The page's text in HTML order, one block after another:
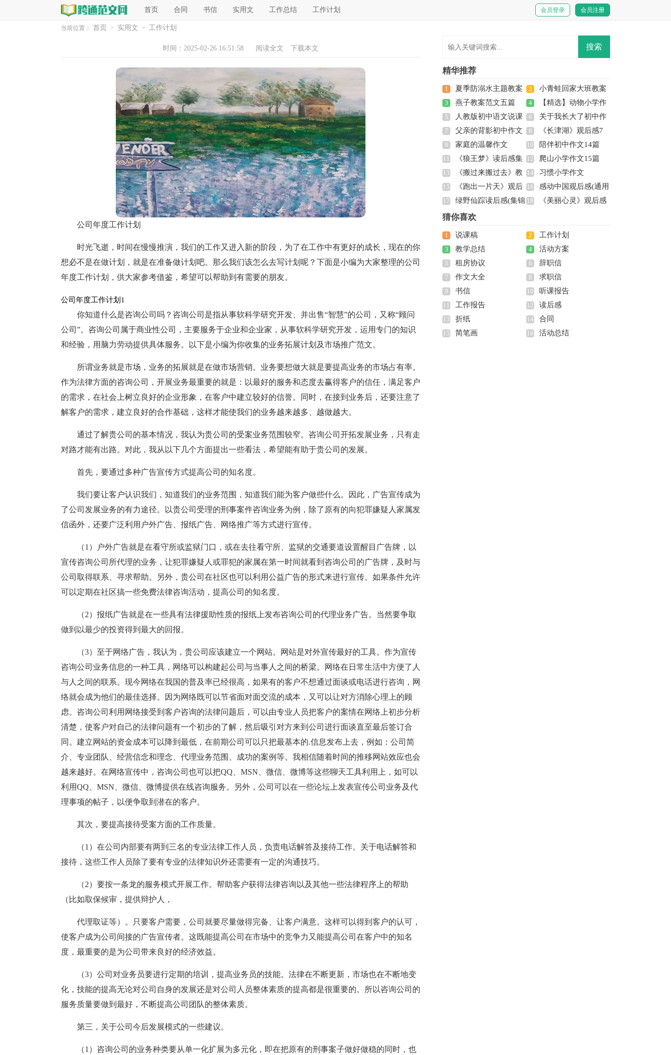
首页 合同 书信 实用文 工作总结 工作计划 会员登录 会员注册
当前位置： 首页 > 实用文 > 工作计划
时间：2025-02-26 16:51:58 阅读全文 下载本文
公司年度工作计划
时光飞逝，时间在慢慢推演，我们的工作又进入新的阶段，为了在工作中有更好的成长，现在的你
想必不是在做计划，就是在准备做计划吧。那么我们该怎么去写计划呢？下面是小编为大家整理的公司
年度工作计划，供大家参考借鉴，希望可以帮助到有需要的朋友。
公司年度工作计划1
你知道什么是咨询公司吗？咨询公司是指从事软科学研究开发、并出售“智慧”的公司，又称“顾问
公司”。咨询公司属于商业性公司，主要服务于企业和企业家，从事软科学研究开发，运用专门的知识
和经验，用脑力劳动提供具体服务。以下是小编为你收集的业务拓展计划及市场推广范文。
所谓业务就是市场，业务的拓展就是在做市场营销。业务要想做大就是要提高业务的市场占有率。
作为法律方面的咨询公司，开展业务最重要的就是：以最好的服务和态度去赢得客户的信任，满足客户
的需求，在社会上树立良好的企业形象，在客户中建立较好的信誉。同时，在接到业务后，还要注意了
解客户的需求，建立良好的合作基础，这样才能使我们的业务越来越多、越做越大。
通过了解贵公司的基本情况，我认为贵公司的受案业务范围较窄。咨询公司开拓发展业务，只有走
对路才能有出路。对此，我从以下几个方面提出一些看法，希望能有助于贵公司的发展。
首先，要通过多种广告宣传方式提高公司的知名度。
我们要让客户认识我们，知道我们的业务范围，知道我们能为客户做些什么。因此，广告宣传成为
了公司发展业务的有力途径。以贵公司受理的刑事案件咨询业务为例，除了原有的向犯罪嫌疑人家属发
信函外，还要广泛利用户外广告、报纸广告、网络推广等方式进行宣传。
（1）户外广告就是在看守所或监狱门口，或在去往看守所、监狱的交通要道设置醒目广告牌，以
宣传咨询公司所代理的业务，让犯罪嫌疑人或罪犯的家属在第一时间就看到咨询公司的广告牌，及时与
公司取得联系、寻求帮助。另外，贵公司在社区也可以利用公益广告的形式来进行宣传。如果条件允许
可以定期在社区搞一些免费法律咨询活动，提高公司的知名度。
（2）报纸广告就是在一些具有法律援助性质的报纸上发布咨询公司的代理业务广告。当然要争取
做到以最少的投资得到最大的回报。
（3）至于网络广告，我认为，贵公司应该建立一个网站。网站是对外宣传最好的工具。作为宣传
咨询公司业务信息的一种工具，网络可以构建起公司与当事人之间的桥梁。网络在日常生活中方便了人
与人之间的联系。现今网络在我国的普及率已经很高，如果有的客户不想通过面谈或电话进行咨询，网
络就会成为他们的最佳选择。因为网络既可以节省面对面交流的成本，又可以让对方消除心理上的顾
虑。咨询公司利用网络接受到客户咨询的法律问题后，可以由专业人员把客户的案情在网络上初步分析
清楚，使客户对自己的法律问题有一个初步的了解，然后吸引对方来到公司进行面谈直至最后签订合
同。建立网站的资金成本可以降到最低，在前期公司可以只把最基本的.信息发布上去，例如：公司简
介、专业团队、经营信念和理念、代理业务范围、成功的案例等。我相信随着时间的推移网站效应也会
越来越好。在网络宣传中，咨询公司也可以把QQ、MSN、微信、微博等这些聊天工具利用上，如可以
利用QQ、MSN、微信、微博提供在线咨询服务。另外，公司可以在一些论坛上发表宣传公司业务及代
理事项的帖子，以便争取到潜在的客户。
其次，要提高接待受案方面的工作质量。
（1）在公司内部要有两到三名的专业法律工作人员，负责电话解答及接待工作。关于电话解答和
接待，这些工作人员除了要有专业的法律知识外还需要有一定的沟通技巧。
（2）要按一条龙的服务模式开展工作。帮助客户获得法律咨询以及其他一些法律程序上的帮助
（比如取保候审，提供辩护人，
代理取证等）。只要客户需要，公司就要尽量做得完备、让客户满意。这样可以得到客户的认可，
使客户成为公司间接的广告宣传者。这既能提高公司在市场中的竞争力又能提高公司在客户中的知名
度，最重要的是为公司带来良好的经济效益。
（3）公司对业务员要进行定期的培训，提高业务员的技能。法律在不断更新，市场也在不断地变
化，技能的提高无论对公司自身的发展还是对公司人员整体素质的提高都是很重要的。所以咨询公司的
服务质量要做到最好，不断提高公司团队的整体素质。
第三，关于公司今后发展模式的一些建议。
（1）咨询公司的业务种类要从单一化扩展为多元化，即在把原有的刑事案子做好做稳的同时，也
精华推荐
1 夏季防溺水主题教案 2 小青蛙回家大班教案
3 燕子教案范文五篇 4
【精选】动物小学作
文300字合集六篇
5
人教版初中语文说课
稿范文汇编八篇
6
关于我长大了初中作
文600字汇总7篇
7 父亲的背影初中作文 8
《长津湖》观后感7
篇
9 家庭的温馨作文 10 陪伴初中作文14篇
11
《狼王梦》读后感集
锦15篇
12 爬山小学作文15篇
13
《搬过来搬过去》教
案
14 习惯小学作文
15
《跑出一片天》观后
感(15篇)
16
感动中国观后感(通用
15篇)
17
绿野仙踪读后感(集锦
15篇)
18 《美丽心灵》观后感
猜你喜欢
1 说课稿 2 工作计划
3 教学总结 4 活动方案
5 租房协议 6 辞职信
7 作文大全 8 求职信
9 书信 10 听课报告
11 工作报告 12 读后感
13 折纸 14 合同
15 简笔画 16 活动总结